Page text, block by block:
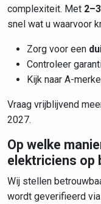
complexiteit. Met
snel wat u waarvoor
Zorg voor een
Controleer
Kijk naar A-
Vraag vrijblijvend
2027.
Op welke
elektriciens op
Wij stellen
wordt geverifieerd